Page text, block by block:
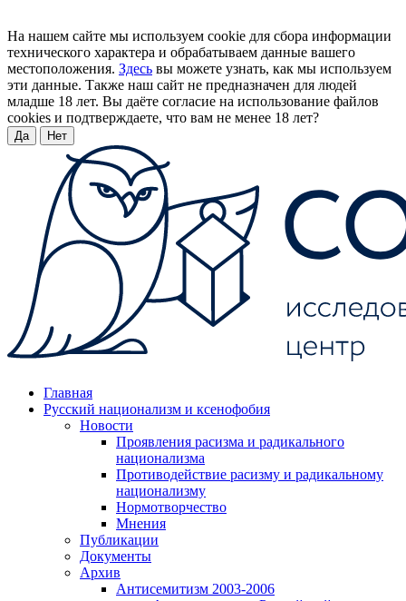
На нашем сайте мы используем cookie для сбора информации
технического характера и обрабатываем данные вашего
местоположения. Здесь вы можете узнать, как мы используем
эти данные. Также наш сайт не предназначен для людей
младше 18 лет. Вы даёте согласие на использование файлов
cookies и подтверждаете, что вам не менее 18 лет?
Да Нет
Главная
Русский национализм и ксенофобия
Новости
Проявления расизма и радикального
национализма
Противодействие расизму и радикальному
национализму
Нормотворчество
Мнения
Публикации
Документы
Архив
Антисемитизм 2003-2006